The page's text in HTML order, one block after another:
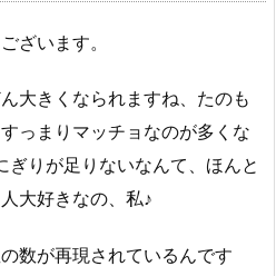
ざいます。
大きくなられますね、たのも
っまりマッチョなのが多くな
ぎりが足りないなんて、ほんと
大好きなの、私♪
数が再現されているんです